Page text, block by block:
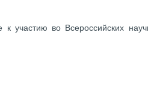
к участию во Всероссийских